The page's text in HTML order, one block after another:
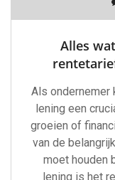
Alles
Als ondernemer
lening een
groeien of
van de
moet houden
lening is het